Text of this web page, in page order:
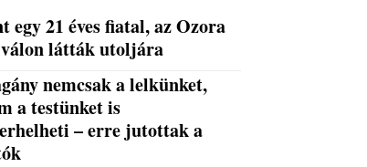
egy 21 éves fiatal, az Ozora
látták utoljára
nemcsak a lelkünket,
a testünket is
– erre jutottak a